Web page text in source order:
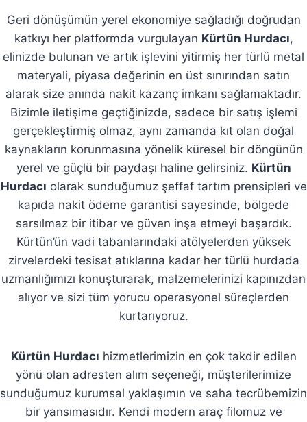
Geri dönüşümün yerel ekonomiye sağladığı doğrudan
katkıyı her platformda vurgulayan Kürtün Hurdacı,
elinizde bulunan ve artık işlevini yitirmiş her türlü metal
materyali, piyasa değerinin en üst sınırından satın
alarak size anında nakit kazanç imkanı sağlamaktadır.
Bizimle iletişime geçtiğinizde, sadece bir satış işlemi
gerçekleştirmiş olmaz, aynı zamanda kıt olan doğal
kaynakların korunmasına yönelik küresel bir döngünün
yerel ve güçlü bir paydaşı haline gelirsiniz. Kürtün
Hurdacı olarak sunduğumuz şeffaf tartım prensipleri ve
kapıda nakit ödeme garantisi sayesinde, bölgede
sarsılmaz bir itibar ve güven inşa etmeyi başardık.
Kürtün’ün vadi tabanlarındaki atölyelerden yüksek
zirvelerdeki tesisat atıklarına kadar her türlü hurdada
uzmanlığımızı konuşturarak, malzemelerinizi kapınızdan
alıyor ve sizi tüm yorucu operasyonel süreçlerden
kurtarıyoruz.
Kürtün Hurdacı hizmetlerimizin en çok takdir edilen
yönü olan adresten alım seçeneği, müşterilerimize
sunduğumuz kurumsal yaklaşımın ve saha tecrübemizin
bir yansımasıdır. Kendi modern araç filomuz ve